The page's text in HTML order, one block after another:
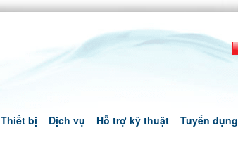
Thiết bị Dịch vụ Hỗ trợ kỹ thuật Tuyển dụng